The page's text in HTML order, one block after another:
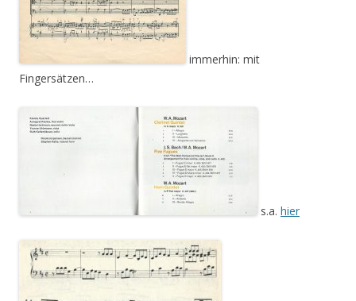
immerhin: mit
Fingersätzen…
s.a. hier